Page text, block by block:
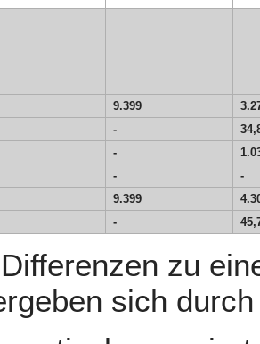
9.399
-
-
-
-
9.399
-
zu
sich